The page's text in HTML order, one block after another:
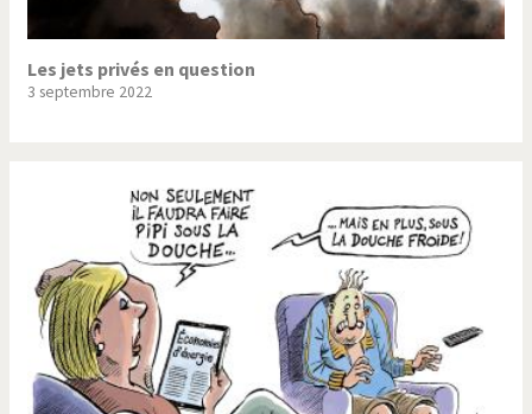
Les jets privés en question
3 septembre 2022